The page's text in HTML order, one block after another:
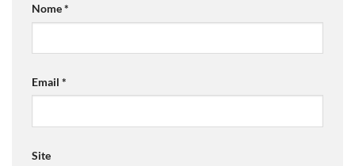
Nome*
Email *
Site